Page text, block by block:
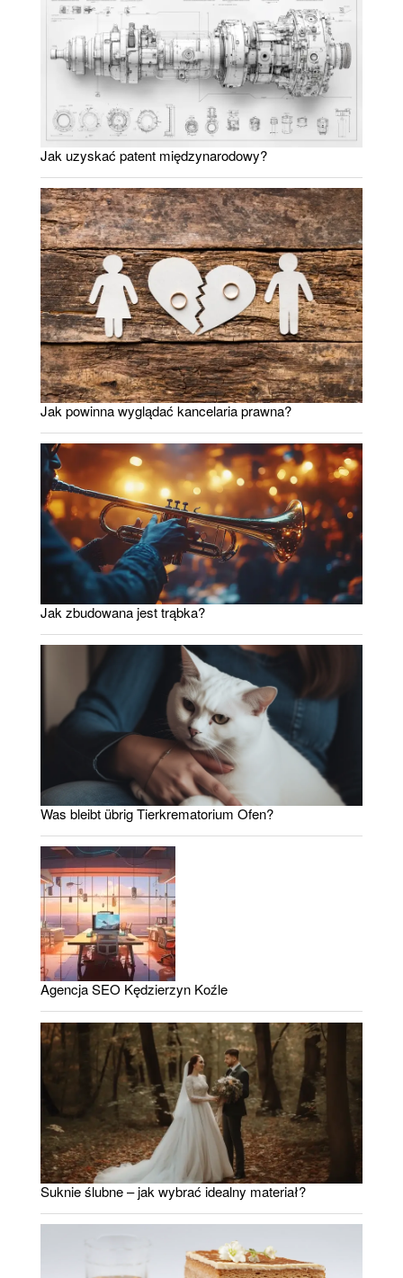
Jak uzyskać patent międzynarodowy?
Jak powinna wyglądać kancelaria prawna?
Jak zbudowana jest trąbka?
Was bleibt übrig Tierkrematorium Ofen?
Agencja SEO Kędzierzyn Koźle
Suknie ślubne – jak wybrać idealny materiał?